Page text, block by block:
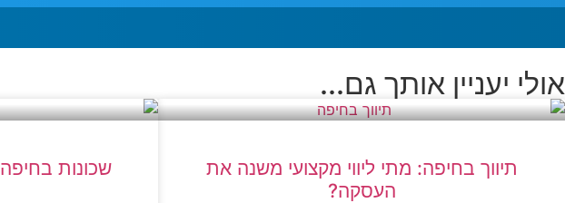
אולי יעניין אותך גם...
תיווך בחיפה: מתי ליווי מקצועי משנה את
העסקה?
שכונות